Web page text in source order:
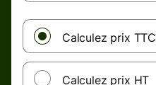
Calculez prix TTC
Calculez prix HT